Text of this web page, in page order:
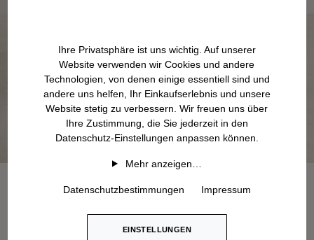
Ihre Privatsphäre ist uns wichtig. Auf unserer
Website verwenden wir Cookies und andere
Technologien, von denen einige essentiell sind und
andere uns helfen, Ihr Einkaufserlebnis und unsere
Website stetig zu verbessern. Wir freuen uns über
Ihre Zustimmung, die Sie jederzeit in den
Datenschutz-Einstellungen anpassen können.
Mehr anzeigen…
Datenschutzbestimmungen Impressum
EINSTELLUNGEN